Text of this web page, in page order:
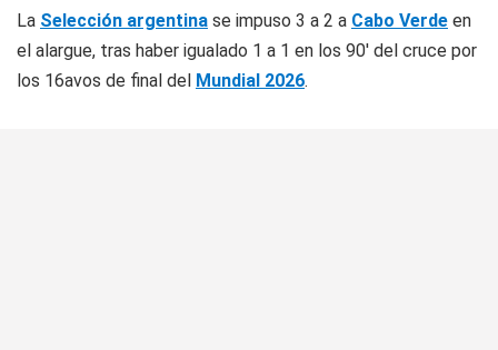
La Selección argentina se impuso 3 a 2 a Cabo Verde en
el alargue, tras haber igualado 1 a 1 en los 90' del cruce por
los 16avos de final del Mundial 2026.